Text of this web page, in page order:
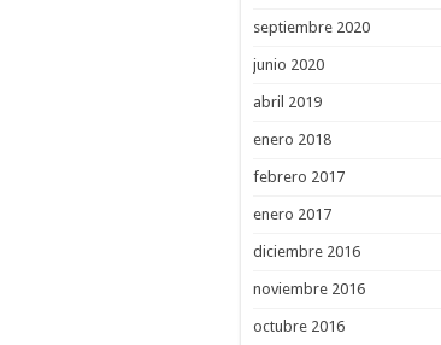
septiembre 2020
junio 2020
abril 2019
enero 2018
febrero 2017
enero 2017
diciembre 2016
noviembre 2016
octubre 2016